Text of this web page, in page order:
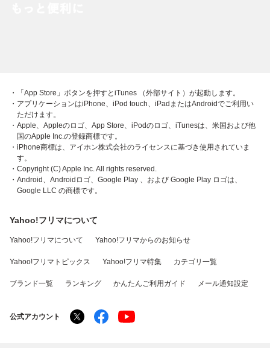
・「App Store」ボタンを押すとiTunes （外部サイト）が起動します。
・アプリケーションはiPhone、iPod touch、iPadまたはAndroidでご利用い
ただけます。
・Apple、Appleのロゴ、App Store、iPodのロゴ、iTunesは、米国および他
国のApple Inc.の登録商標です。
・iPhone商標は、アイホン株式会社のライセンスに基づき使用されていま
す。
・Copyright (C) Apple Inc. All rights reserved.
・Android、Androidロゴ、Google Play 、および Google Play ロゴは、
Google LLC の商標です。
Yahoo!フリマについて
Yahoo!フリマについて Yahoo!フリマからのお知らせ
Yahoo!フリマトピックス Yahoo!フリマ特集 カテゴリ一覧
ブランド一覧 ランキング かんたんご利用ガイド メール通知設定
公式アカウント